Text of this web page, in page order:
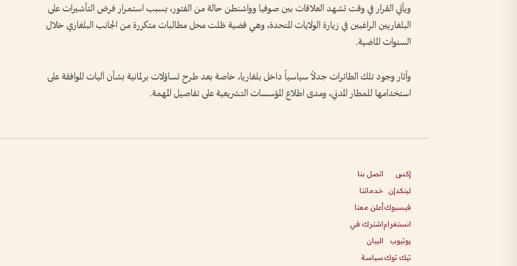
ويأتي القرار في وقت تشهد العلاقات بين صوفيا وواشنطن حالة من الفتور، بسبب استمرار فرض التأشيرات على
البلغاريين الراغبين في زيارة الولايات المتحدة، وهي قضية ظلت محل مطالبات متكررة من الجانب البلغاري خلال
السنوات الماضية.
وأثار وجود تلك الطائرات جدلاً سياسياً داخل بلغاريا، خاصة بعد طرح تساؤلات برلمانية بشأن آليات الموافقة على
استخدامها للمطار المدني، ومدى اطلاع المؤسسات التشريعية على تفاصيل المهمة.
إكس
لينكدإن
فيسبوك
انستغرام
يوتيوب
تيك توك
اتصل بنا
خدماتنا
أعلن معنا
اشترك في
البيان
سياسة